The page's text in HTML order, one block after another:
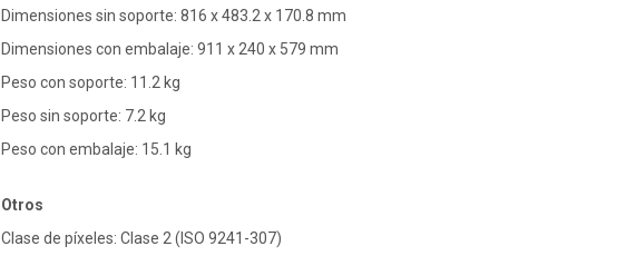
Dimensiones sin soporte: 816 x 483.2 x 170.8 mm
Dimensiones con embalaje: 911 x 240 x 579 mm
Peso con soporte: 11.2 kg
Peso sin soporte: 7.2 kg
Peso con embalaje: 15.1 kg
Otros
Clase de píxeles: Clase 2 (ISO 9241-307)